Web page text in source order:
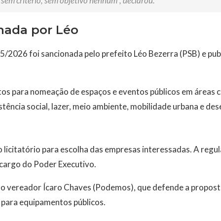
por Léo
2026 foi sancionada pelo prefeito Léo Bezerra (PSB) e
para nomeação de espaços e eventos públicos em áreas
social, lazer, meio ambiente, mobilidade urbana e
licitatório para escolha das empresas interessadas. A
do Poder Executivo.
vereador Ícaro Chaves (Podemos), que defende a
equipamentos públicos.